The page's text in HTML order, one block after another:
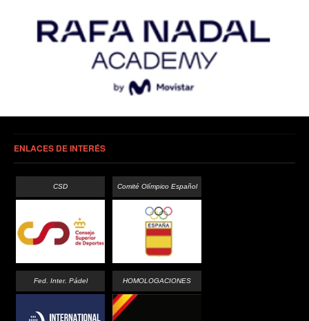
ENLACES DE INTERÉS
CSD Comité Olímpico Español
Fed. Inter. Pádel HOMOLOGACIONES